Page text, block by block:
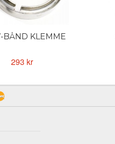
BÅND KLEMME
293 kr